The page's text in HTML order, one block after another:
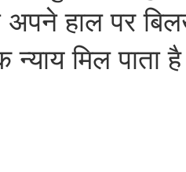
हाल पर
मिल पाता